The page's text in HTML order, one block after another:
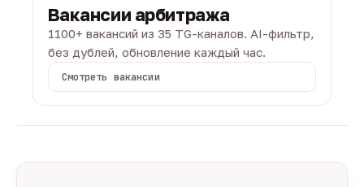
Вакансии арбитража
1100+ вакансий из 35 TG-каналов. AI-фильтр,
без дублей, обновление каждый час.
Смотреть вакансии